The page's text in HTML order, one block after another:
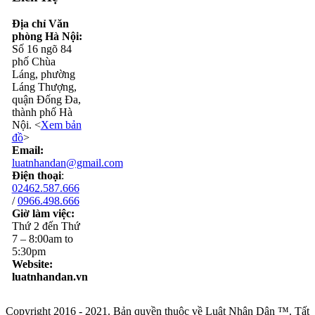
Địa chỉ Văn
phòng Hà Nội:
Số 16 ngõ 84
phố Chùa
Láng, phường
Láng Thượng,
quận Đống Đa,
thành phố Hà
Nội. <Xem bản
đồ>
Email:
luatnhandan@gmail.com
Điện thoại:
02462.587.666
/0966.498.666
Giờ làm việc:
Thứ 2 đến Thứ
7 – 8:00am to
5:30pm
Website:
luatnhandan.vn
Copyright 2016 - 2021. Bản quyền thuộc về Luật Nhân Dân ™. Tất